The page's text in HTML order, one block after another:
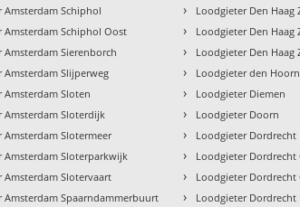
Amsterdam Schiphol
Amsterdam Schiphol Oost
Amsterdam Sierenborch
Amsterdam Slijperweg
Amsterdam Sloten
Amsterdam Sloterdijk
Amsterdam Slotermeer
Amsterdam Sloterparkwijk
Amsterdam Slotervaart
Amsterdam Spaarndammerbuurt
› Loodgieter Den Haag
› Loodgieter Den Haag
› Loodgieter Den Haag
› Loodgieter den Hoorn
› Loodgieter Diemen
› Loodgieter Doorn
› Loodgieter Dordrecht
› Loodgieter Dordrecht
› Loodgieter Dordrecht
› Loodgieter